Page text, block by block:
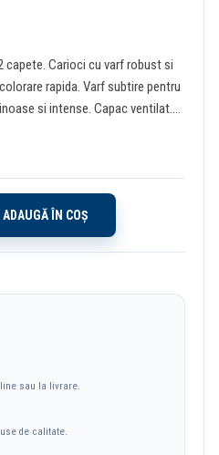
capete. Carioci cu varf robust si
rapida. Varf subtire pentru
si intense. Capac ventilat.
Ideale pentru desen, scris si
ADAUGĂ ÎN COȘ
sau la livrare.
de calitate.